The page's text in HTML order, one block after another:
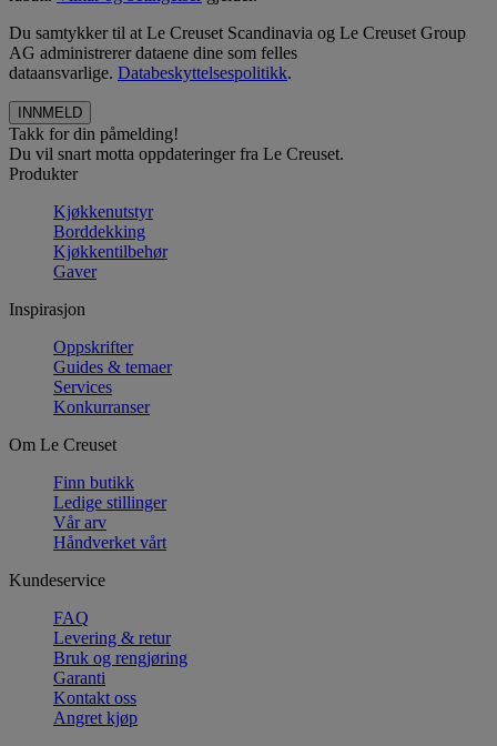
Du samtykker til at Le Creuset Scandinavia og Le Creuset Group
AG administrerer dataene dine som felles
dataansvarlige. Databeskyttelsespolitikk.
Takk for din påmelding!
Du vil snart motta oppdateringer fra Le Creuset.
Produkter
Kjøkkenutstyr
Borddekking
Kjøkkentilbehør
Gaver
Inspirasjon
Oppskrifter
Guides & temaer
Services
Konkurranser
Om Le Creuset
Finn butikk
Ledige stillinger
Vår arv
Håndverket vårt
Kundeservice
FAQ
Levering & retur
Bruk og rengjøring
Garanti
Kontakt oss
Angret kjøp